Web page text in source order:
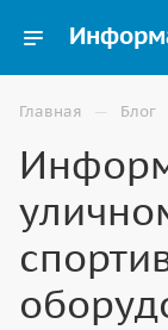
Главная — Блог